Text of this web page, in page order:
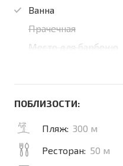
Ванна
Прачечная
Место для барбекю
ПОБЛИЗОСТИ:
Пляж: 300 м
Ресторан: 50 м